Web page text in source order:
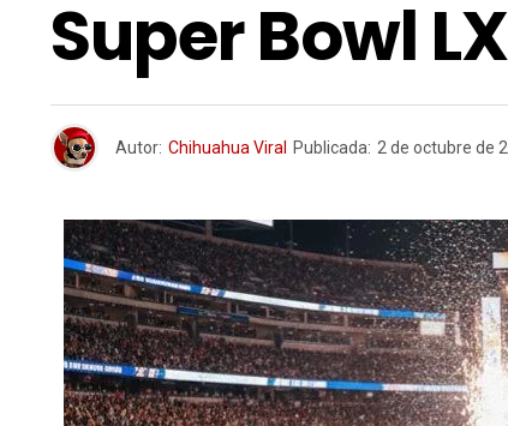
Super Bowl LX
Autor: Chihuahua Viral Publicada: 2 de octubre de